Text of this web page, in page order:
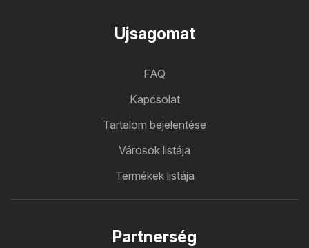
Ujsagomat
FAQ
Kapcsolat
Tartalom bejelentése
Városok listája
Termékek listája
Partnerség